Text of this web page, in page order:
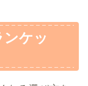
ケッ